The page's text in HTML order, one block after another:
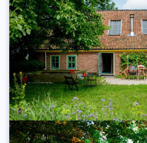
opklimmen eeuwenlang. Het
Hendrik Werkman en zijn
rol speelt zijn Groningse komaf?
Een verhaal waarvan de basis op
Precies op het moment dat
research wel toe te zijn aan de
nieuwsbericht van Fonds BJP
de Middendijk. ‘Het was tijd om
Ik had enige drempelvrees omdat
is, een biografie. Dit was het nodige